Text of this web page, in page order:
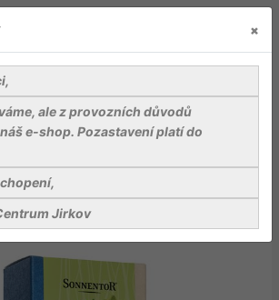
×
ale z provozních důvodů
e-shop. Pozastavení platí do
Jirkov